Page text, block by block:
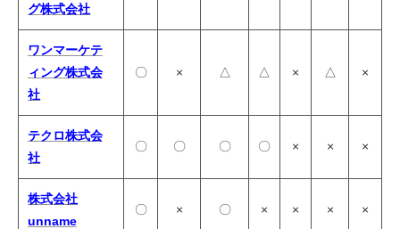
グ株式会社
ワンマーケテ
ィング株式会
社
〇 × △ △ × △ ×
テクロ株式会
社
〇 〇 〇 〇 × × ×
株式会社
unname
〇 × 〇 × × × ×